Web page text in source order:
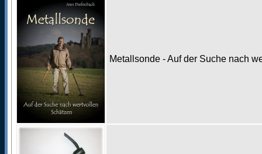
Metallsonde - Auf der Suche nach